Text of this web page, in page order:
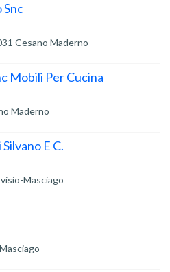
Snc
Cesano Maderno
Mobili Per Cucina
Maderno
E C.
Masciago